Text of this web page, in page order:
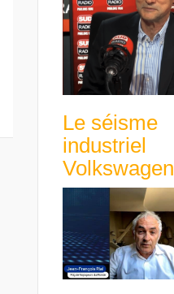
Le séisme
industriel
Volkswagen